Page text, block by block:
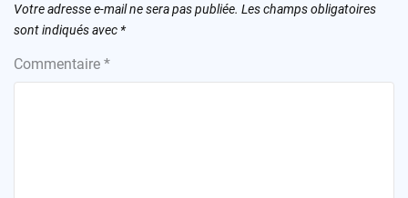
Votre adresse e-mail ne sera pas publiée. Les champs obligatoires
sont indiqués avec *
Commentaire *